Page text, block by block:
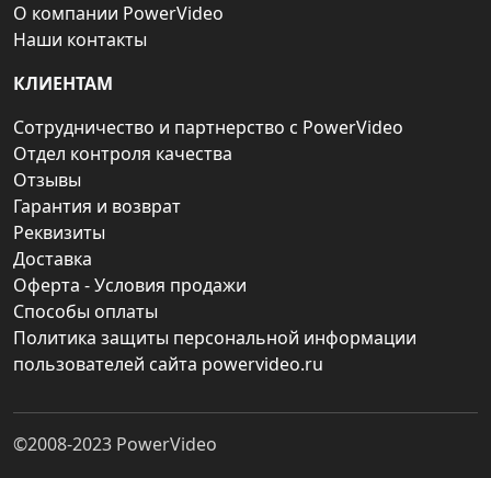
О компании PowerVideo
Наши контакты
КЛИЕНТАМ
Сотрудничество и партнерство с PowerVideo
Отдел контроля качества
Отзывы
Гарантия и возврат
Реквизиты
Доставка
Оферта - Условия продажи
Способы оплаты
Политика защиты персональной информации
пользователей сайта powervideo.ru
©2008-2023 PowerVideo